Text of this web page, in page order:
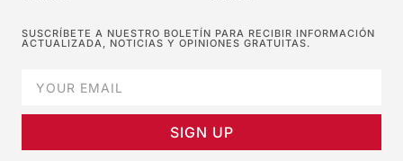
SUSCRÍBETE A NUESTRO BOLETÍN PARA RECIBIR INFORMACIÓN
ACTUALIZADA, NOTICIAS Y OPINIONES GRATUITAS.
SIGN UP